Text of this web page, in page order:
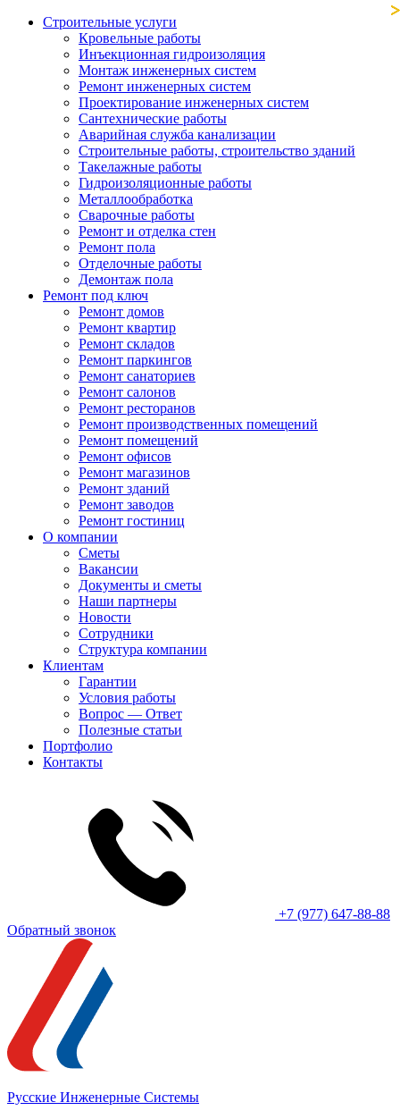
Строительные услуги
Кровельные работы
Инъекционная гидроизоляция
Монтаж инженерных систем
Ремонт инженерных систем
Проектирование инженерных систем
Сантехнические работы
Аварийная служба канализации
Строительные работы, строительство зданий
Такелажные работы
Гидроизоляционные работы
Металлообработка
Сварочные работы
Ремонт и отделка стен
Ремонт пола
Отделочные работы
Демонтаж пола
Ремонт под ключ
Ремонт домов
Ремонт квартир
Ремонт складов
Ремонт паркингов
Ремонт санаториев
Ремонт салонов
Ремонт ресторанов
Ремонт производственных помещений
Ремонт помещений
Ремонт офисов
Ремонт магазинов
Ремонт зданий
Ремонт заводов
Ремонт гостиниц
О компании
Сметы
Вакансии
Документы и сметы
Наши партнеры
Новости
Сотрудники
Структура компании
Клиентам
Гарантии
Условия работы
Вопрос — Ответ
Полезные статьи
Портфолио
Контакты
+7 (977) 647-88-88
Обратный звонок
Русские Инженерные Системы